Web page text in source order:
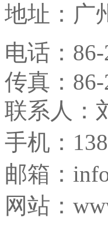
地址： 广
电话：
传真：
联系人：
手机：
邮箱：
网站：